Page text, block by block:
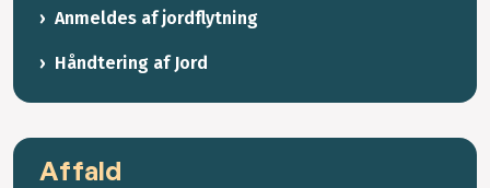
Anmeldes af jordflytning
Håndtering af Jord
Affald